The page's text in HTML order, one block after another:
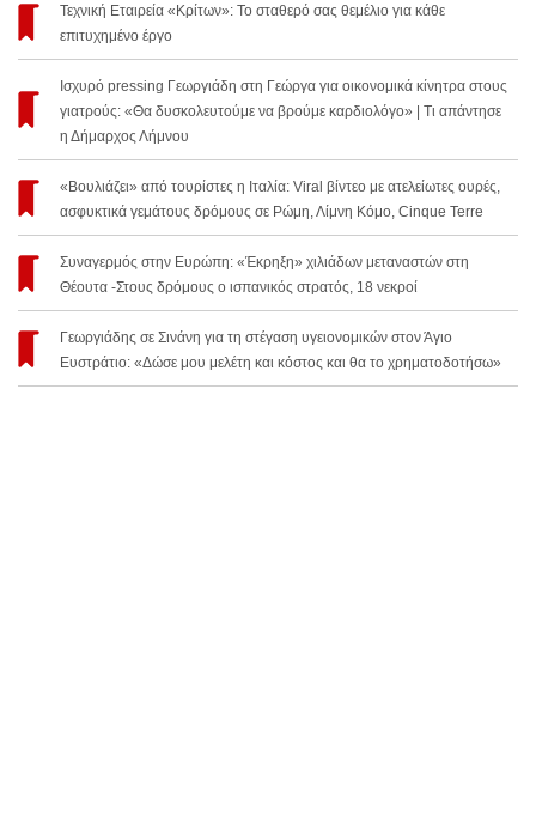
Τεχνική Εταιρεία «Κρίτων»: Το σταθερό σας θεμέλιο για κάθε
επιτυχημένο έργο
Ισχυρό pressing Γεωργιάδη στη Γεώργα για οικονομικά κίνητρα στους
γιατρούς: «Θα δυσκολευτούμε να βρούμε καρδιολόγο» | Τι απάντησε
η Δήμαρχος Λήμνου
«Βουλιάζει» από τουρίστες η Ιταλία: Viral βίντεο με ατελείωτες ουρές,
ασφυκτικά γεμάτους δρόμους σε Ρώμη, Λίμνη Κόμο, Cinque Terre
Συναγερμός στην Ευρώπη: «Έκρηξη» χιλιάδων μεταναστών στη
Θέουτα -Στους δρόμους ο ισπανικός στρατός, 18 νεκροί
Γεωργιάδης σε Σινάνη για τη στέγαση υγειονομικών στον Άγιο
Ευστράτιο: «Δώσε μου μελέτη και κόστος και θα το χρηματοδοτήσω»